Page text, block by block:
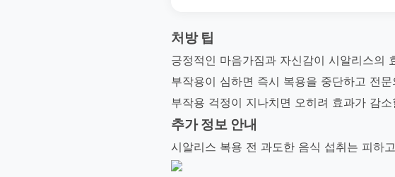
처방 팁
긍정적인 마음가짐과 자신감이 시알리스의
부작용이 심하면 즉시 복용을 중단하고 전
부작용 걱정이 지나치면 오히려 효과가 감
추가 정보 안내
시알리스 복용 전 과도한 음식 섭취는 피하